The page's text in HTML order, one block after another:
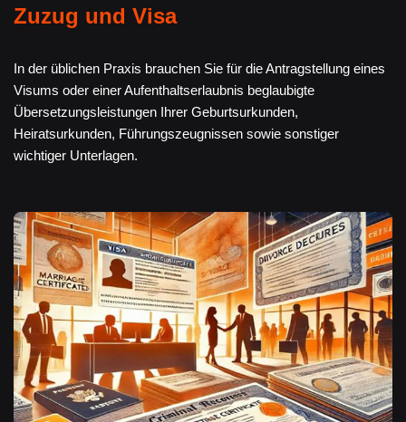
Zuzug und Visa
In der üblichen Praxis brauchen Sie für die Antragstellung eines
Visums oder einer Aufenthaltserlaubnis beglaubigte
Übersetzungsleistungen Ihrer Geburtsurkunden,
Heiratsurkunden, Führungszeugnissen sowie sonstiger
wichtiger Unterlagen.